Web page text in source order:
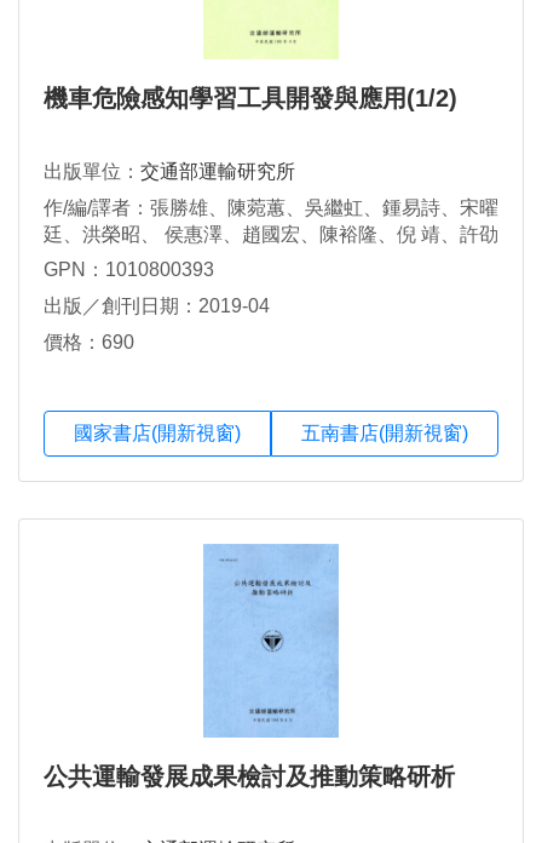
機車危險感知學習工具開發與應用(1/2)
出版單位： 交通部運輸研究所
作/編/譯者：張勝雄、陳菀蕙、吳繼虹、鍾易詩、宋曜
廷、洪榮昭、 侯惠澤、趙國宏、陳裕隆、倪 靖、許劭
聞、羅文垣、 許峰銓、陳盈璇、莊娠芳、阮淑雅、戴
GPN：1010800393
出版／創刊日期：2019-04
價格：690
國家書店(開新視窗) 五南書店(開新視窗)
公共運輸發展成果檢討及推動策略研析